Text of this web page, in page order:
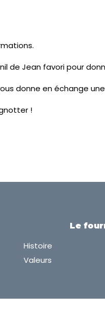
de Jean favori pour
donne en échange
!
Le
Histoire
Valeurs